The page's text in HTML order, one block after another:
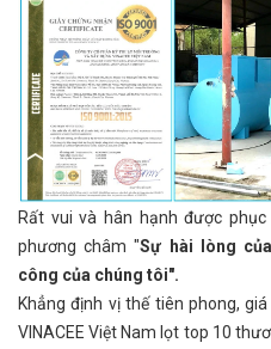
Rất vui và hân hạnh được
phương châm "Sự hài lòng
công của chúng tôi".
Khẳng định vị thế tiên phong,
VINACEE Việt Nam lọt top 10